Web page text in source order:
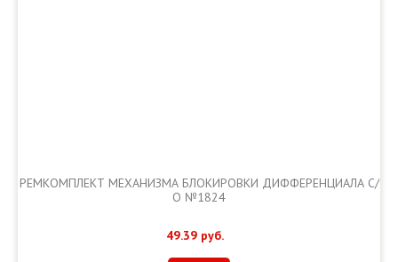
РЕМКОМПЛЕКТ МЕХАНИЗМА БЛОКИРОВКИ ДИФФЕРЕНЦИАЛА С/
О №1824
49.39 руб.